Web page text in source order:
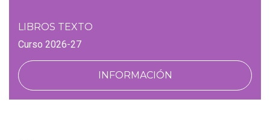
LIBROS TEXTO
Curso 2026-27
INFORMACIÓN